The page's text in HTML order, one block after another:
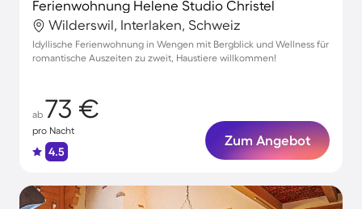
Ferienwohnung Helene Studio Christel
Wilderswil, Interlaken, Schweiz
Idyllische Ferienwohnung in Wengen mit Bergblick und Wellness für
romantische Auszeiten zu zweit, Haustiere willkommen!
ab 73 €
pro Nacht
4.5
Zum Angebot